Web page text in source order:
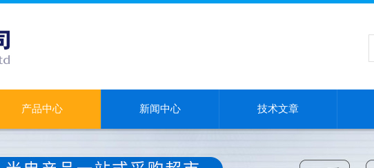
产品中心 新闻中心 技术文章